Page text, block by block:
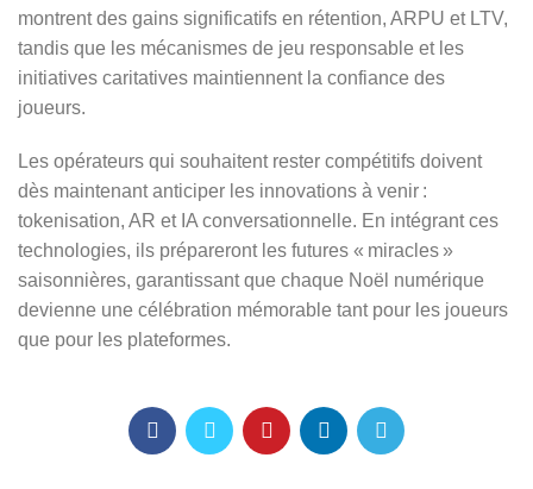
montrent des gains significatifs en rétention, ARPU et LTV,
tandis que les mécanismes de jeu responsable et les
initiatives caritatives maintiennent la confiance des
joueurs.
Les opérateurs qui souhaitent rester compétitifs doivent
dès maintenant anticiper les innovations à venir :
tokenisation, AR et IA conversationnelle. En intégrant ces
technologies, ils prépareront les futures « miracles »
saisonnières, garantissant que chaque Noël numérique
devienne une célébration mémorable tant pour les joueurs
que pour les plateformes.